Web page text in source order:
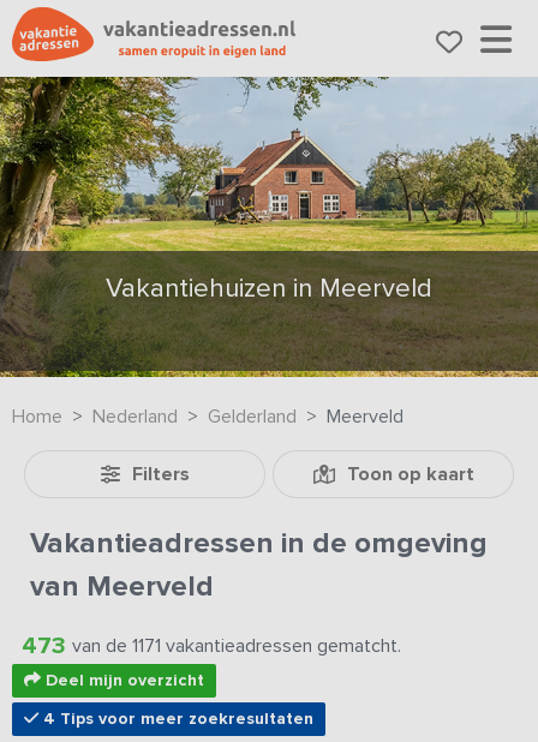
Vakantiehuizen in Meerveld
Home Nederland Gelderland Meerveld
Filters Toon op kaart
Vakantieadressen in de omgeving
van Meerveld
473 van de 1171 vakantieadressen gematcht.
Deel mijn overzicht
4 Tips voor meer zoekresultaten